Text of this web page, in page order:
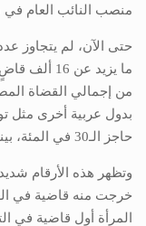
منصب النائب العام في
من إجمالي القضاة
بدول عربية أخرى مثل
حاجز الـ30 في المئة، بينما تبلغ النسبة في المغرب نحو 25 في المئة.
وتظهر هذه الأرقام
خرجت منه قاضية في
المرأة أول قاضية في